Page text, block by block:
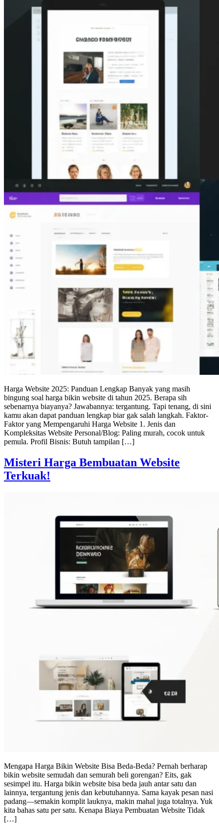
Harga Website 2025: Panduan Lengkap Banyak yang masih
bingung soal harga bikin website di tahun 2025. Berapa sih
sebenarnya biayanya? Jawabannya: tergantung. Tapi tenang, di sini
kamu akan dapat panduan lengkap biar gak salah langkah. Faktor-
Faktor yang Mempengaruhi Harga Website 1. Jenis dan
Kompleksitas Website Personal/Blog: Paling murah, cocok untuk
pemula. Profil Bisnis: Butuh tampilan […]
Misteri Harga Bembuatan Website
Terkuak!
Mengapa Harga Bikin Website Bisa Beda-Beda? Pernah berharap
bikin website semudah dan semurah beli gorengan? Eits, gak
sesimpel itu. Harga bikin website bisa beda jauh antar satu dan
lainnya, tergantung jenis dan kebutuhannya. Sama kayak pesan nasi
padang—semakin komplit lauknya, makin mahal juga totalnya. Yuk
kita bahas satu per satu. Kenapa Biaya Pembuatan Website Tidak
[…]